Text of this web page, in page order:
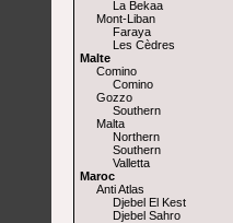
La Bekaa
Mont-Liban
Faraya
Les Cèdres
Malte
Comino
Comino
Gozzo
Southern
Malta
Northern
Southern
Valletta
Maroc
Anti Atlas
Djebel El Kest
Djebel Sahro